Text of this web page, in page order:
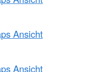
Ansicht
Ansicht